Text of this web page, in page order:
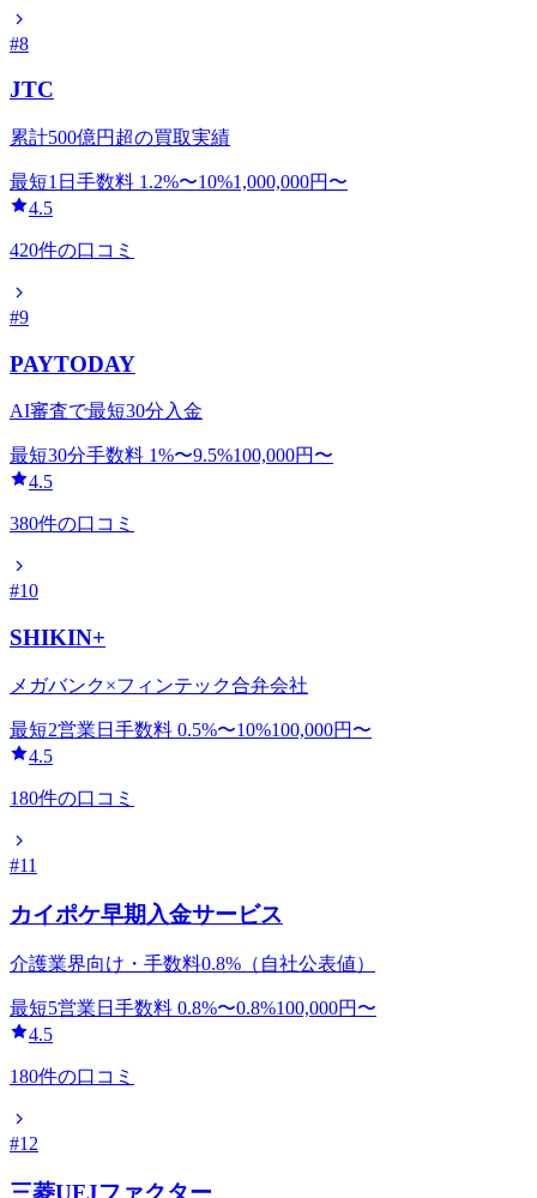
#8
JTC
累計500億円超の買取実績
最短1日 手数料 1.2%〜10%1,000,000円〜
4.5
420件の口コミ
#9
PAYTODAY
AI審査で最短30分入金
最短30分手数料 1%〜9.5%100,000円〜
4.5
380件の口コミ
#10
SHIKIN+
メガバンク×フィンテック合弁会社
最短2営業日 手数料 0.5%〜10%100,000円〜
4.5
180件の口コミ
#11
カイポケ早期入金サービス
介護業界向け・手数料0.8%（自社公表値）
最短5営業日 手数料 0.8%〜0.8%100,000円〜
4.5
180件の口コミ
#12
三菱UFJファクター